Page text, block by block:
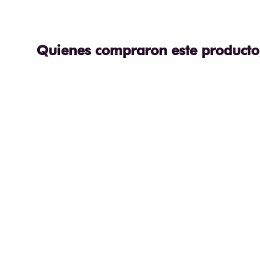
Quienes compraron este